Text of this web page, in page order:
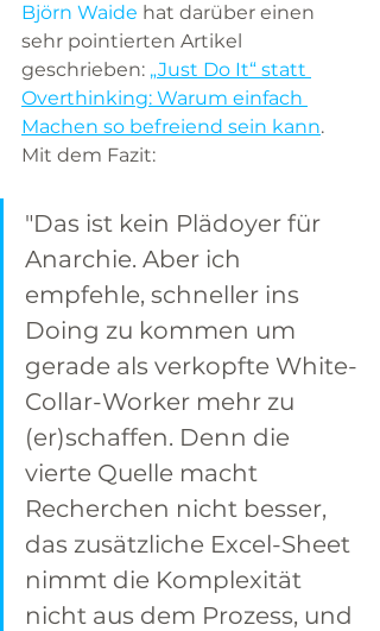
Björn Waide hat darüber einen
sehr pointierten Artikel
geschrieben: „Just Do It“ statt
Overthinking: Warum einfach
Machen so befreiend sein kann.
Mit dem Fazit:
"Das ist kein Plädoyer für
Anarchie. Aber ich
empfehle, schneller ins
Doing zu kommen um
gerade als verkopfte White-
Collar-Worker mehr zu
(er)schaffen. Denn die
vierte Quelle macht
Recherchen nicht besser,
das zusätzliche Excel-Sheet
nimmt die Komplexität
nicht aus dem Prozess, und